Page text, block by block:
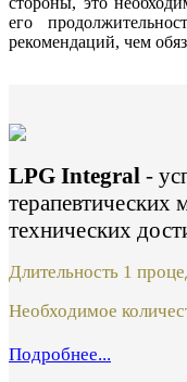
его
рекомендаций, чем
LPG Integral -
терапевтических
технических
Длительность 1
Необходимое
Подробнее...